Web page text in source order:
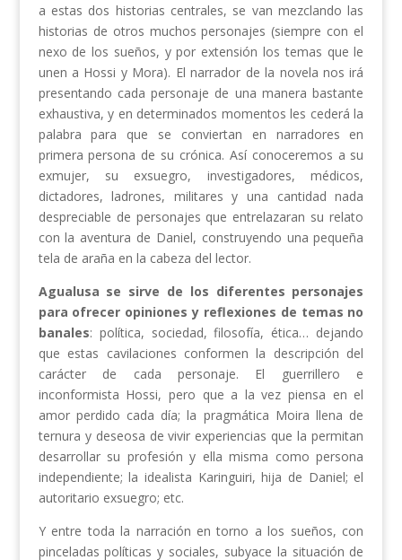
a estas dos historias centrales, se van mezclando las
historias de otros muchos personajes (siempre con el
nexo de los sueños, y por extensión los temas que le
unen a Hossi y Mora). El narrador de la novela nos irá
presentando cada personaje de una manera bastante
exhaustiva, y en determinados momentos les cederá la
palabra para que se conviertan en narradores en
primera persona de su crónica. Así conoceremos a su
exmujer, su exsuegro, investigadores, médicos,
dictadores, ladrones, militares y una cantidad nada
despreciable de personajes que entrelazaran su relato
con la aventura de Daniel, construyendo una pequeña
tela de araña en la cabeza del lector.
Agualusa se sirve de los diferentes personajes
para ofrecer opiniones y reflexiones de temas no
banales: política, sociedad, filosofía, ética… dejando
que estas cavilaciones conformen la descripción del
carácter de cada personaje. El guerrillero e
inconformista Hossi, pero que a la vez piensa en el
amor perdido cada día; la pragmática Moira llena de
ternura y deseosa de vivir experiencias que la permitan
desarrollar su profesión y ella misma como persona
independiente; la idealista Karinguiri, hija de Daniel; el
autoritario exsuegro; etc.
Y entre toda la narración en torno a los sueños, con
pinceladas políticas y sociales, subyace la situación de